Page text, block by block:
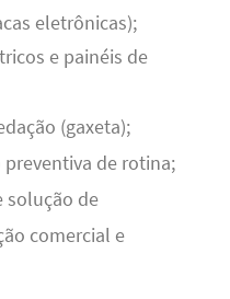
eletrônicas);
e painéis de
(gaxeta);
de rotina;
solução de
comercial e